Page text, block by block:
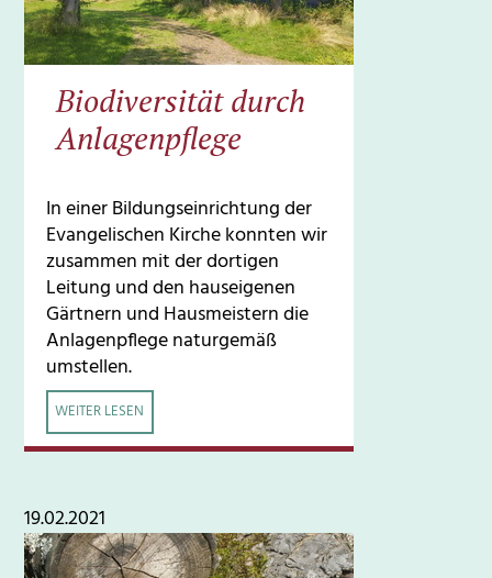
Biodiversität durch
Anlagenpflege
In einer Bildungseinrichtung der
Evangelischen Kirche konnten wir
zusammen mit der dortigen
Leitung und den hauseigenen
Gärtnern und Hausmeistern die
Anlagenpflege naturgemäß
umstellen.
WEITER LESEN
19.02.2021